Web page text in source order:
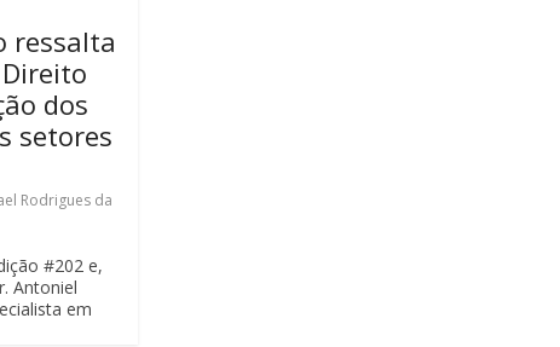
ressalta
dos
setores
Rodrigues da
#202 e,
Antoniel
em